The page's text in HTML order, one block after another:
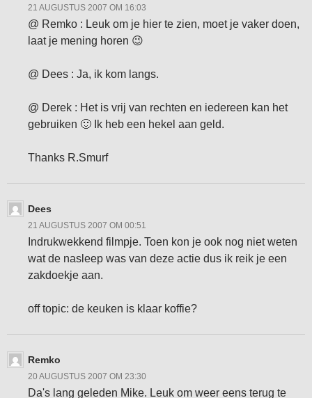
21 AUGUSTUS 2007 OM 16:03
@ Remko : Leuk om je hier te zien, moet je vaker doen,
laat je mening horen 😉
@ Dees : Ja, ik kom langs.
@ Derek : Het is vrij van rechten en iedereen kan het
gebruiken 🙂 Ik heb een hekel aan geld.
Thanks R.Smurf
Dees
21 AUGUSTUS 2007 OM 00:51
Indrukwekkend filmpje. Toen kon je ook nog niet weten
wat de nasleep was van deze actie dus ik reik je een
zakdoekje aan.
off topic: de keuken is klaar koffie?
Remko
20 AUGUSTUS 2007 OM 23:30
Da's lang geleden Mike. Leuk om weer eens terug te